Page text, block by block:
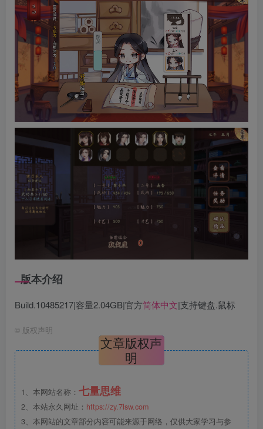
版本介绍
Build.10485217|容量2.04GB|官方简体中文|支持键盘.鼠标
© 版权声明
文章版权声
明
1、本网站名称： 七量思维
2、本站永久网址： https://zy.7lsw.com
3、本网站的文章部分内容可能来源于网络，仅供大家学习与参